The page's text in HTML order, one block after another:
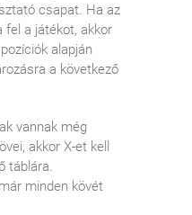
csapat. Ha az
fel a játékot, akkor
alapján
a következő
vannak még
akkor X-et kell
táblára.
minden kövét